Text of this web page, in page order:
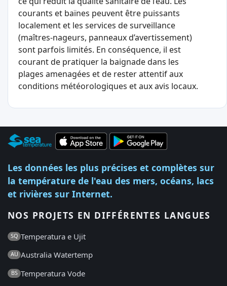
courants et baïnes peuvent être puissants
localement et les services de surveillance
(maîtres‑nageurs, panneaux d’avertissement)
sont parfois limités. En conséquence, il est
courant de pratiquer la baignade dans les
plages amenagées et de rester attentif aux
conditions météorologiques et aux avis locaux.
Les données les plus précises et complètes sur
la température de l'eau des mers, océans, lacs
et rivières sur Internet.
NOS PROJETS EN DIFFÉRENTES LANGUES
SQ Temperatura e Ujit
AU Australia Watertemp
BS Temperatura Vode